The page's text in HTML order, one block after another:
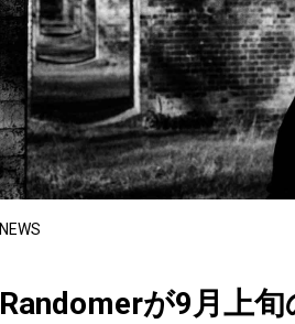
NEWS
Randomerが9月上